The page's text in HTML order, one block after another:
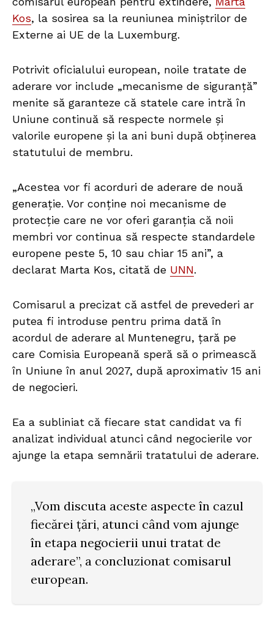
Kos, la sosirea sa la reuniunea miniștrilor de
Externe ai UE de la Luxemburg.
Potrivit oficialului european, noile tratate de
aderare vor include „mecanisme de siguranță”
menite să garanteze că statele care intră în
Uniune continuă să respecte normele și
valorile europene și la ani buni după obținerea
statutului de membru.
„Acestea vor fi acorduri de aderare de nouă
generație. Vor conține noi mecanisme de
protecție care ne vor oferi garanția că noii
membri vor continua să respecte standardele
europene peste 5, 10 sau chiar 15 ani”, a
declarat Marta Kos, citată de UNN.
Comisarul a precizat că astfel de prevederi ar
putea fi introduse pentru prima dată în
acordul de aderare al Muntenegru, țară pe
care Comisia Europeană speră să o primească
în Uniune în anul 2027, după aproximativ 15 ani
de negocieri.
Ea a subliniat că fiecare stat candidat va fi
analizat individual atunci când negocierile vor
ajunge la etapa semnării tratatului de aderare.
„Vom discuta aceste aspecte în cazul
fiecărei țări, atunci când vom ajunge
în etapa negocierii unui tratat de
aderare”, a concluzionat comisarul
european.